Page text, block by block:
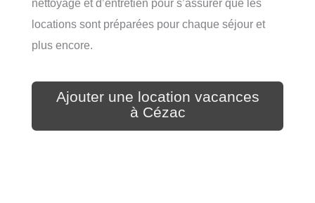
nettoyage et d’entretien pour s’assurer que les
locations sont préparées pour chaque séjour et
plus encore.
Ajouter une location vacances
à Cézac